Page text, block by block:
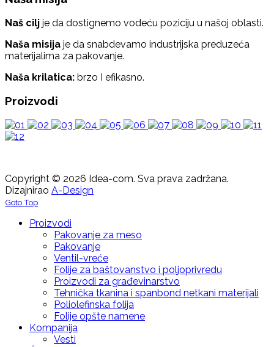
Naš cilj je da dostignemo vodeću poziciju u našoj oblasti.
Naša misija je da snabdevamo industrijska preduzeća
materijalima za pakovanje.
Naša krilatica: brzo I efikasno.
Proizvodi
Copyright © 2026 Idea-com. Sva prava zadržana.
Dizajnirao A-Design
Goto Top
Proizvodi
Pakovanje za meso
Pakovanje
Ventil-vreće
Folije za baštovanstvo i poljoprivredu
Proizvodi za građevinarstvo
Tehnička tkanina i spanbond netkani materijali
Poliolefinska folija
Folije opšte namene
Kompanija
Vesti